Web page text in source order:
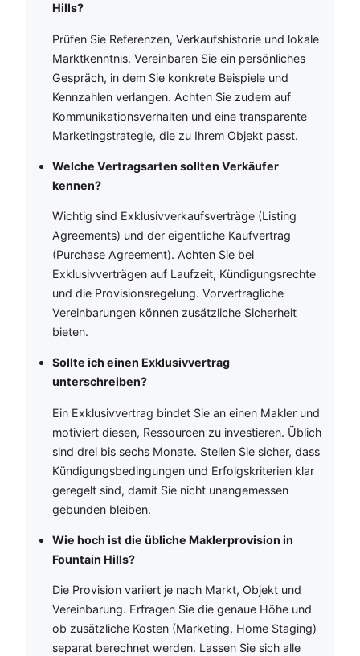
Hills?
Prüfen Sie Referenzen, Verkaufshistorie und lokale
Marktkenntnis. Vereinbaren Sie ein persönliches
Gespräch, in dem Sie konkrete Beispiele und
Kennzahlen verlangen. Achten Sie zudem auf
Kommunikationsverhalten und eine transparente
Marketingstrategie, die zu Ihrem Objekt passt.
Welche Vertragsarten sollten Verkäufer
kennen?
Wichtig sind Exklusivverkaufsverträge (Listing
Agreements) und der eigentliche Kaufvertrag
(Purchase Agreement). Achten Sie bei
Exklusivverträgen auf Laufzeit, Kündigungsrechte
und die Provisionsregelung. Vorvertragliche
Vereinbarungen können zusätzliche Sicherheit
bieten.
Sollte ich einen Exklusivvertrag
unterschreiben?
Ein Exklusivvertrag bindet Sie an einen Makler und
motiviert diesen, Ressourcen zu investieren. Üblich
sind drei bis sechs Monate. Stellen Sie sicher, dass
Kündigungsbedingungen und Erfolgskriterien klar
geregelt sind, damit Sie nicht unangemessen
gebunden bleiben.
Wie hoch ist die übliche Maklerprovision in
Fountain Hills?
Die Provision variiert je nach Markt, Objekt und
Vereinbarung. Erfragen Sie die genaue Höhe und
ob zusätzliche Kosten (Marketing, Home Staging)
separat berechnet werden. Lassen Sie sich alle